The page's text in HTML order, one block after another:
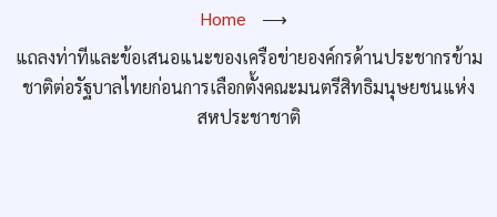
Home
⟶
แถลงท่าทีและข้อเสนอแนะของเครือข่ายองค์กรด้านประชากรข้าม
ชาติต่อรัฐบาลไทยก่อนการเลือกตั้งคณะมนตรีสิทธิมนุษยชนแห่ง
สหประชาชาติ